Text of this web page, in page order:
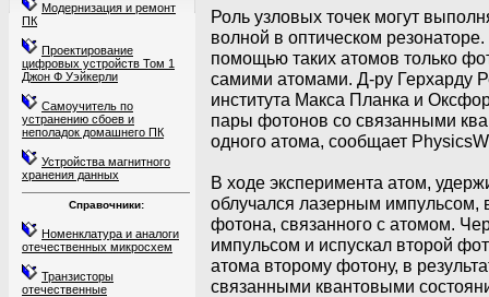
Модернизация и ремонт
ПК
Проектирование
цифровых устройств Том 1
Джон Ф Уэйкерли
Самоучитель по
устранению сбоев и
неполадок домашнего ПК
Устройства магнитного
хранения данных
Справочники:
Номенклатура и аналоги
отечественных микросхем
Транзисторы
отечественные
Роль узловых точек могут
волной в оптическом
помощью таких атомов только
самими атомами. Д-ру Герхарду
института Макса Планка и
пары фотонов со связанными
одного атома, сообщает
В ходе эксперимента атом,
облучался лазерным импульсом,
фотона, связанного с атомом.
импульсом и испускал второй
атома второму фотону, в
связанными квантовыми